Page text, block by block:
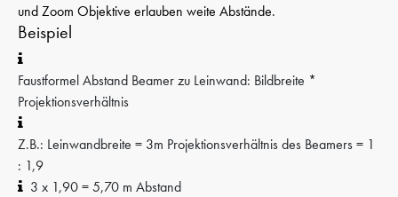
und Zoom Objektive erlauben weite Abstände.
Beispiel
Faustformel Abstand Beamer zu Leinwand: Bildbreite *
Projektionsverhältnis
Z.B.: Leinwandbreite = 3m Projektionsverhältnis des Beamers = 1
: 1,9
3 x 1,90 = 5,70 m Abstand